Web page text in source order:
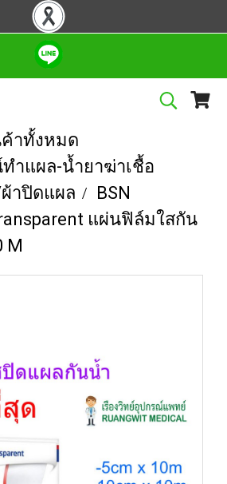
าทั้งหมด
ำแผล-น้ำยาฆ่าเชื้อ
าปิดแผล
BSN
แผ่นฟิล์มใสกัน
M